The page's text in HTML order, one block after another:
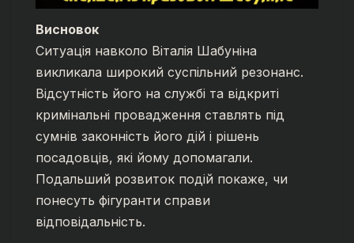
Висновок
Ситуація навколо Віталія Шабуніна
викликала широкий суспільний резонанс.
Відсутність його на службі та відкриті
кримінальні провадження ставлять під
сумнів законність його дій і рішень
посадовців, які йому допомагали.
Подальший розвиток подій покаже, чи
понесуть фігуранти справи
відповідальність.